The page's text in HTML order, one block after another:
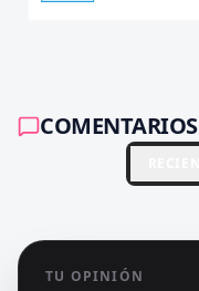
COMENTARIOS
TU OPINIÓN